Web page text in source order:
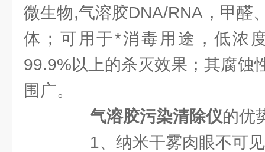
微生物,气溶胶DNA/RNA，甲醛
体；可用于*消毒用途，低浓
99.9%以上的杀灭效果；其腐蚀
围广。
气溶胶污染清除仪的优
1、纳米干雾肉眼不可见